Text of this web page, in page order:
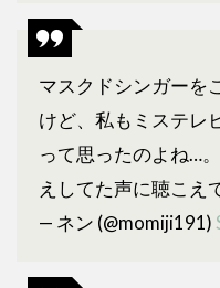
マスクドシンガーを
けど、私もミステレ
って思ったのよね…
えしてた声に聴こえ
— ネン (@momiji191)